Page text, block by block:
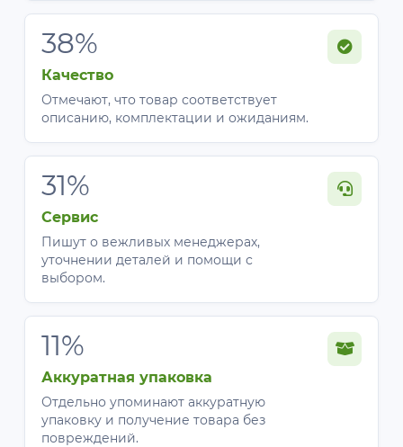
38%
Качество
Отмечают, что товар соответствует
описанию, комплектации и ожиданиям.
31%
Сервис
Пишут о вежливых менеджерах,
уточнении деталей и помощи с
выбором.
11%
Аккуратная упаковка
Отдельно упоминают аккуратную
упаковку и получение товара без
повреждений.